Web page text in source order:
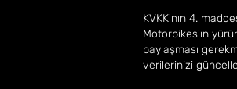
KVKK'nın 4.
Motorbikes'ın
paylaşması
verilerinizi